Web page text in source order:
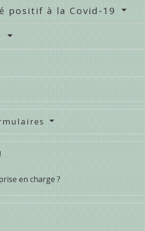
positif à la Covid-19
en charge ?